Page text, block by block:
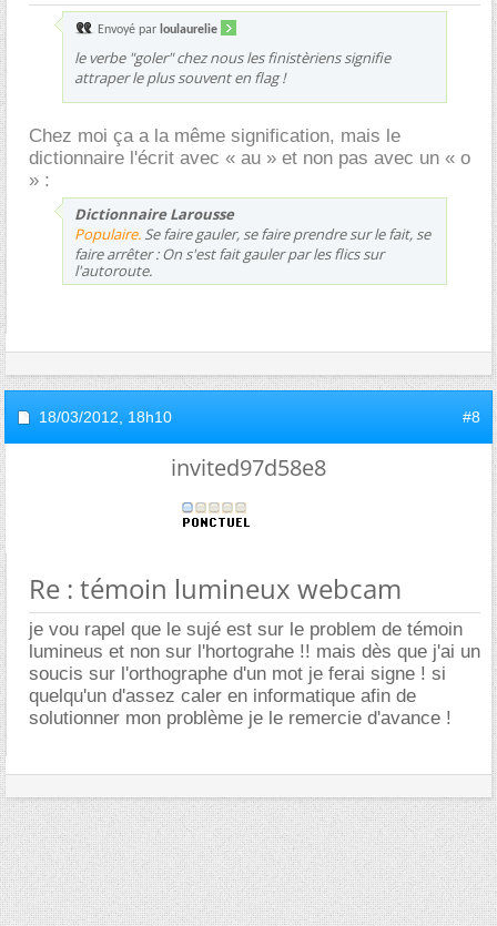
Envoyé par loulaurelie
le verbe "goler" chez nous les finistèriens signifie
attraper le plus souvent en flag !
Chez moi ça a la même signification, mais le
dictionnaire l'écrit avec « au » et non pas avec un « o
» :
Dictionnaire Larousse
Populaire. Se faire gauler, se faire prendre sur le fait, se
faire arrêter :On s'est fait gauler par les flics sur
l'autoroute.
18/03/2012, 18h10 #8
invited97d58e8
Re : témoin lumineux webcam
je vou rapel que le sujé est sur le problem de témoin
lumineus et non sur l'hortograhe !! mais dès que j'ai un
soucis sur l'orthographe d'un mot je ferai signe ! si
quelqu'un d'assez caler en informatique afin de
solutionner mon problème je le remercie d'avance !